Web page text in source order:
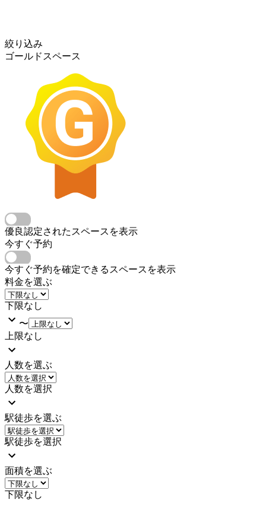
絞り込み
ゴールドスペース
優良認定されたスペースを表示
今すぐ予約
今すぐ予約を確定できるスペースを表示
料金を選ぶ
下限なし
〜
上限なし
人数を選ぶ
人数を選択
駅徒歩を選ぶ
駅徒歩を選択
面積を選ぶ
下限なし